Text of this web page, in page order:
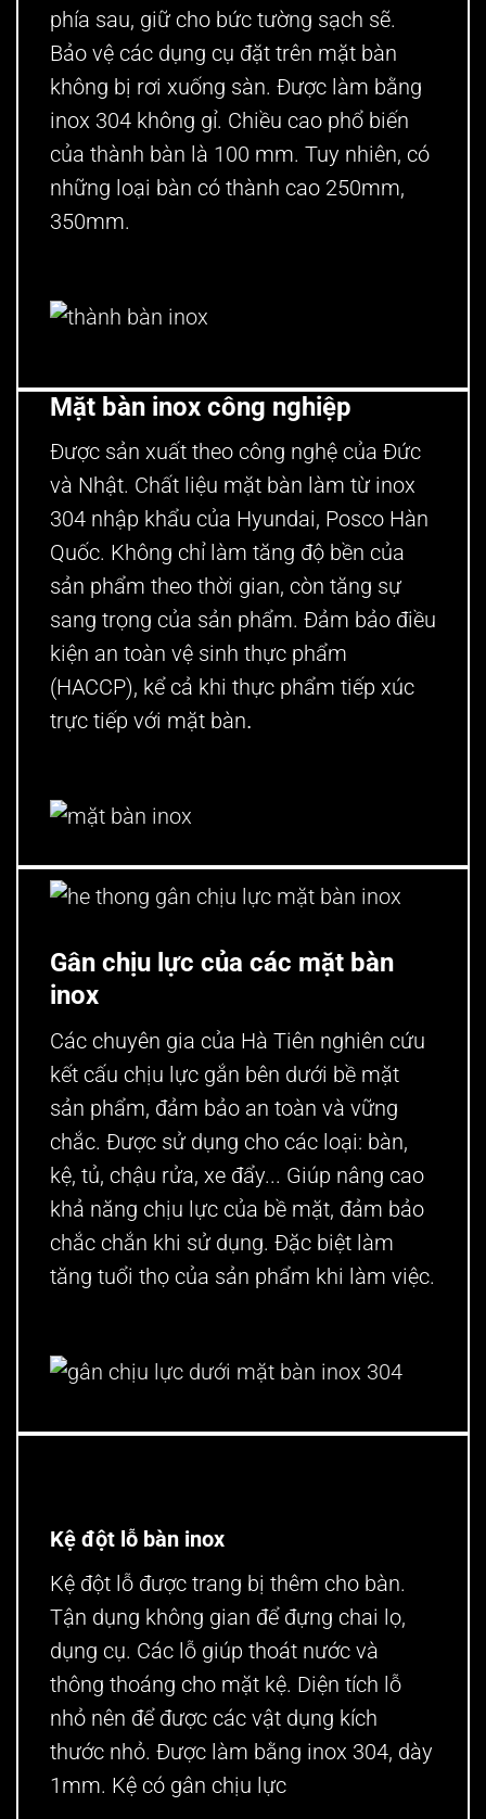
phía sau, giữ cho bức tường sạch sẽ.
Bảo vệ các dụng cụ đặt trên mặt bàn
không bị rơi xuống sàn. Được làm bằng
inox 304 không gỉ. Chiều cao phổ biến
của thành bàn là 100 mm. Tuy nhiên, có
những loại bàn có thành cao 250mm,
350mm.
Mặt bàn inox công nghiệp
Được sản xuất theo công nghệ của Đức
và Nhật. Chất liệu mặt bàn làm từ inox
304 nhập khẩu của Hyundai, Posco Hàn
Quốc. Không chỉ làm tăng độ bền của
sản phẩm theo thời gian, còn tăng sự
sang trọng của sản phẩm. Đảm bảo điều
kiện an toàn vệ sinh thực phẩm
(HACCP), kể cả khi thực phẩm tiếp xúc
trực tiếp với mặt bàn.
Gân chịu lực của các mặt bàn
inox
Các chuyên gia của Hà Tiên nghiên cứu
kết cấu chịu lực gắn bên dưới bề mặt
sản phẩm, đảm bảo an toàn và vững
chắc. Được sử dụng cho các loại: bàn,
kệ, tủ, chậu rửa, xe đẩy... Giúp nâng cao
khả năng chịu lực của bề mặt, đảm bảo
chắc chắn khi sử dụng. Đặc biệt làm
tăng tuổi thọ của sản phẩm khi làm việc.
Kệ đột lỗ bàn inox
Kệ đột lỗ được trang bị thêm cho bàn.
Tận dụng không gian để đựng chai lọ,
dụng cụ. Các lỗ giúp thoát nước và
thông thoáng cho mặt kệ. Diện tích lỗ
nhỏ nên để được các vật dụng kích
thước nhỏ. Được làm bằng inox 304, dày
1mm. Kệ có gân chịu lực